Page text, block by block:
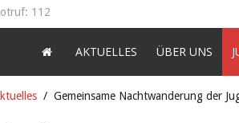
112
AKTUELLES ÜBER UNS
Gemeinsame Nachtwanderung der